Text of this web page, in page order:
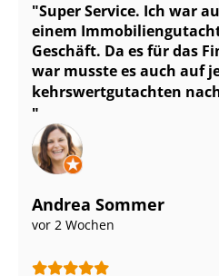
Super Service. Ich war
einem
Geschäft. Da es für das
war musste es auch auf
kehrs­wert­gut­ach­ten
Andrea Sommer
vor 2 Wochen